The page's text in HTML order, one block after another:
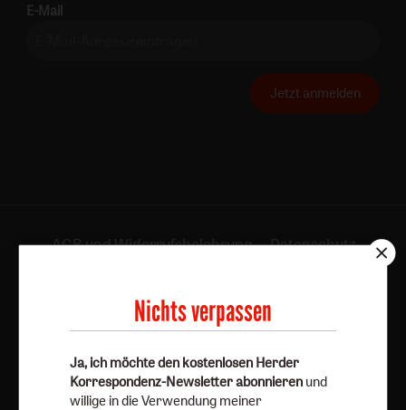
E-Mail
Jetzt anmelden
AGB und Widerrufsbelehrung
Datenschutz
Vertrag widerrufen Abo online kündigen
Nichts verpassen
Ja, ich möchte den kostenlosen Herder
Korrespondenz-Newsletter abonnieren und
willige in die Verwendung meiner